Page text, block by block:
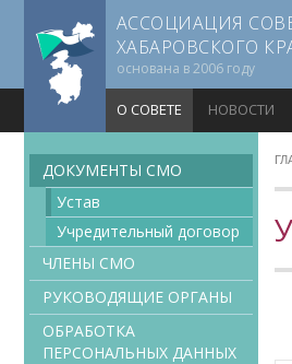
АССОЦИАЦИЯ
ХАБАРОВСКОГО
основана в 2006 году
О СОВЕТЕ НОВОСТИ
ДОКУМЕНТЫ CMO
Устав
Учредительный договор
ЧЛЕНЫ СМО
РУКОВОДЯЩИЕ ОРГАНЫ
ОБРАБОТКА
ПЕРСОНАЛЬНЫХ ДАННЫХ